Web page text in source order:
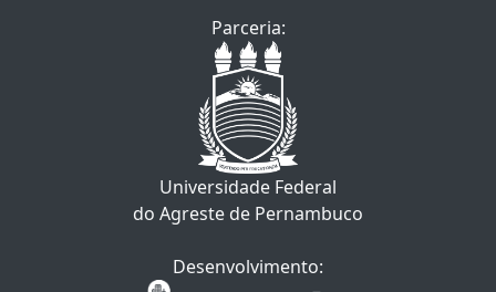
Parceria:
Universidade Federal
do Agreste de Pernambuco
Desenvolvimento: